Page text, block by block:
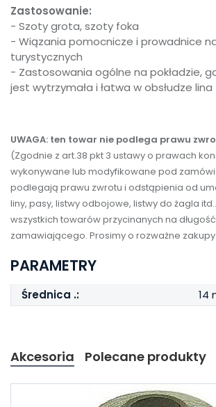
Zastosowanie:
- Szoty grota, szoty foka
- Wiązania pomocnicze i prowadnice
turystycznych
- Zastosowania ogólne na pokładzie,
jest wytrzymała i łatwa w obsłudze lina
UWAGA: ten towar nie podlega prawu
(Zgodnie z art.38 pkt 3 ustawy o prawach
wykonywane lub modyfikowane pod
podlegają prawu zwrotu i odstąpienia od
liny, pasy, listwy odbojowe, listwy do żagla
wszystkich towarów przycinanych na
zamawiającego. Prosimy o rozważne
PARAMETRY
Średnica .: 14
Akcesoria Polecane produkty